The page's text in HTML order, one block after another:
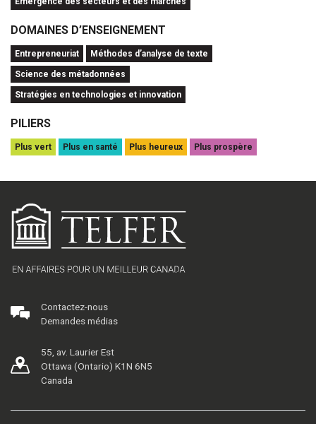
DOMAINES D’ENSEIGNEMENT
Entrepreneuriat Méthodes d’analyse de texte
Science des métadonnées
Stratégies en technologies et innovation
PILIERS
Plus vert Plus en santé Plus heureux Plus prospère
Contactez-nous
Demandes médias
55, av. Laurier Est
Ottawa (Ontario) K1N 6N5
Canada